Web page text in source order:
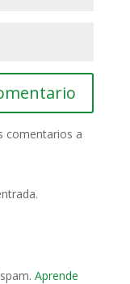
comentarios a
Aprende